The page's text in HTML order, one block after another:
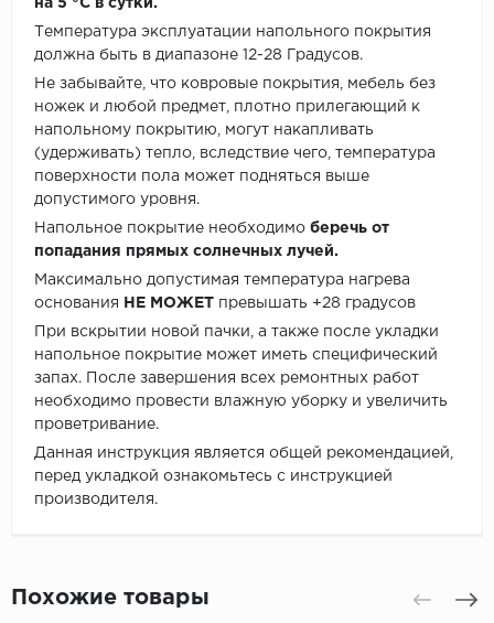
на 5 °C в сутки.
Температура эксплуатации напольного покрытия
должна быть в диапазоне 12-28 Градусов.
Не забывайте, что ковровые покрытия, мебель без
ножек и любой предмет, плотно прилегающий к
напольному покрытию, могут накапливать
(удерживать) тепло, вследствие чего, температура
поверхности пола может подняться выше
допустимого уровня.
Напольное покрытие необходимо беречь от
попадания прямых солнечных лучей.
Максимально допустимая температура нагрева
основания
НЕ МОЖЕТ превышать +28 градусов
При вскрытии новой пачки, а также после укладки
напольное покрытие может иметь специфический
запах. После завершения всех ремонтных работ
необходимо провести влажную уборку и увеличить
проветривание.
Данная инструкция является общей рекомендацией,
перед укладкой ознакомьтесь с инструкцией
производителя.
Похожие товары